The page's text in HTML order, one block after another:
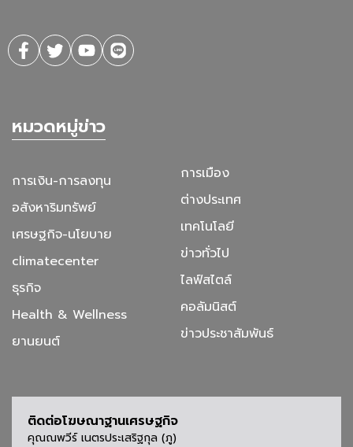
หมวดหมู่ข่าว
การเงิน-การลงทุน
อสังหาริมทรัพย์
เศรษฐกิจ-นโยบาย
climatecenter
ธุรกิจ
Health & Wellness
ยานยนต์
การเมือง
ต่างประเทศ
เทคโนโลยี
ข่าวทั่วไป
ไลฟ์สไตล์
คอลัมนิสต์
ข่าวประชาสัมพันธ์
ติดต่อโฆษณาฐานเศรษฐกิจ
คุณณพวีร์ เนตรประเสริฐกุล (ภู)